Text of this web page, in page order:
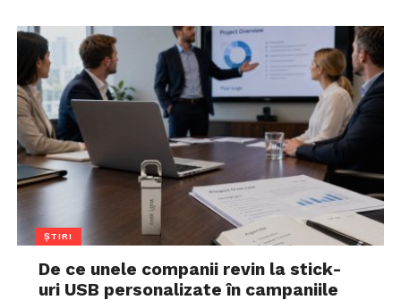
ȘTIRI
De ce unele companii revin la stick-
uri USB personalizate în campaniile